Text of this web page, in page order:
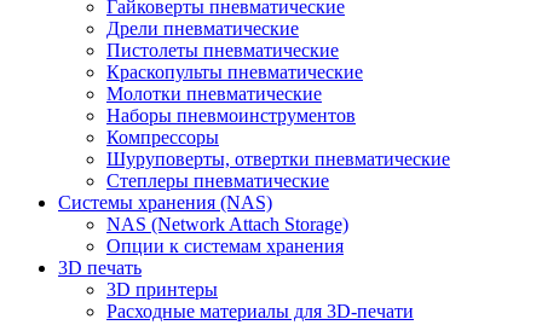
Гайковерты пневматические
Дрели пневматические
Пистолеты пневматические
Краскопульты пневматические
Молотки пневматические
Наборы пневмоинструментов
Компрессоры
Шуруповерты, отвертки пневматические
Степлеры пневматические
Cистемы хранения (NAS)
NAS (Network Attach Storage)
Опции к системам хранения
3D печать
3D принтеры
Расходные материалы для 3D-печати